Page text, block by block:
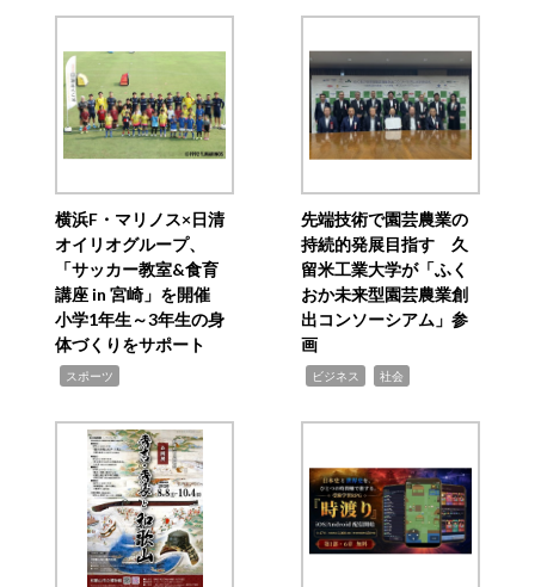
横浜F・マリノス×日清
オイリオグループ、
「サッカー教室&食育
講座 in 宮崎」を開催
小学1年生～3年生の身
体づくりをサポート
スポーツ
先端技術で園芸農業の
持続的発展目指す 久
留米工業大学が「ふく
おか未来型園芸農業創
出コンソーシアム」参
画
ビジネス 社会